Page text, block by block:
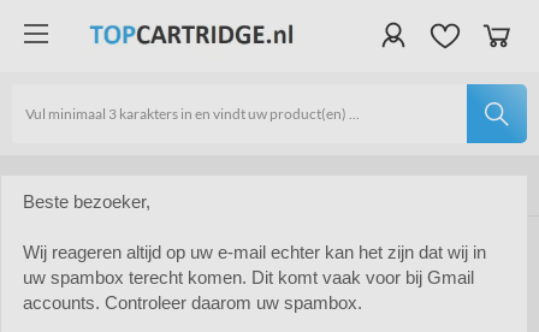
Inktcartridges
Epson inktcartridges
Epson Ecotank 114
Beste bezoeker,
Wij reageren altijd op uw e-mail echter kan het zijn dat wij in
uw spambox terecht komen. Dit komt vaak voor bij Gmail
accounts. Controleer daarom uw spambox.